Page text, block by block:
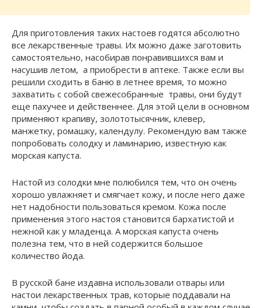
Для приготовления таких настоев годятся абсолютно
все лекарственные травы. Их можно даже заготовить
самостоятельно, насобирав понравившихся вам и
насушив летом, а приобрести в аптеке. Также если вы
решили сходить в баню в летнее время, то можно
захватить с собой свежесобранные травы, они будут
еще пахучее и действеннее. Для этой цели в основном
применяют крапиву, золототысячник, клевер,
манжетку, ромашку, календулу. Рекомендую вам также
попробовать солодку и ламинарию, известную как
морская капуста.
Настой из солодки мне полюбился тем, что он очень
хорошо увлажняет и смягчает кожу, и после него даже
нет надобности пользоваться кремом. Кожа после
применения этого настоя становится бархатистой и
нежной как у младенца. А морская капуста очень
полезна тем, что в ней содержится большое
количество йода.
В русской бане издавна ис­пользовали отвары или
настои лекарственных трав, которые под­давали на